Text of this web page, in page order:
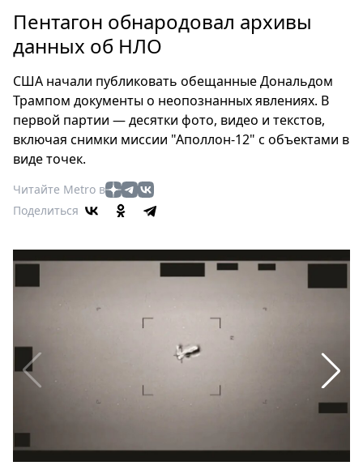
Россия
Мир
Еда
Туризм
Мода
Театр
Кино
Афиша
Выставки
Спецпроекты
Звезды
Скачай
Пентагон обнародовал архивы
данных об НЛО
США начали публиковать обещанные Дональдом
Трампом документы о неопознанных явлениях. В
первой партии — десятки фото, видео и текстов,
включая снимки миссии "Аполлон-12" с объектами в
виде точек.
Читайте Metro в
Поделиться